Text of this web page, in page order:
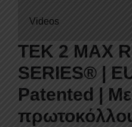
ΑΨΙΔΑ
ΤΖΑΜΙΟΥ
ΚΑΙ
ΚΟΥΠΑΣΤΕΣ
TEK
Videos
TEK 2 MAX
SERIES®
|
Patented |